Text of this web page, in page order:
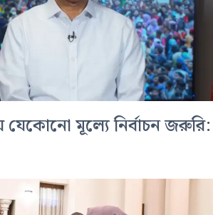
যেকোনো মূল্যে নির্বাচন জরুরি: